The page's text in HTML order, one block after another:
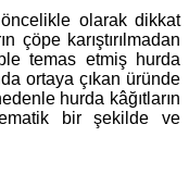
olarak dikkat
çöpe karıştırılmadan
temas etmiş hurda
ortaya çıkan üründe
hurda kâğıtların
bir şekilde ve